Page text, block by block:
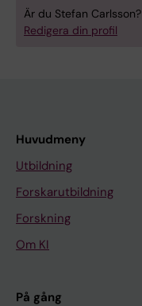
Är du Stefan Carlsson?
Redigera din profil
Huvudmeny
Utbildning
Forskarutbildning
Forskning
Om KI
På gång